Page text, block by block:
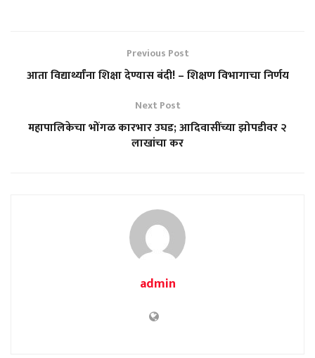
Previous Post
आता विद्यार्थ्यांना शिक्षा देण्यास बंदी! – शिक्षण विभागाचा निर्णय
Next Post
महापालिकेचा भोंगळ कारभार उघड; आदिवासींच्या झोपडीवर २
लाखांचा कर
admin